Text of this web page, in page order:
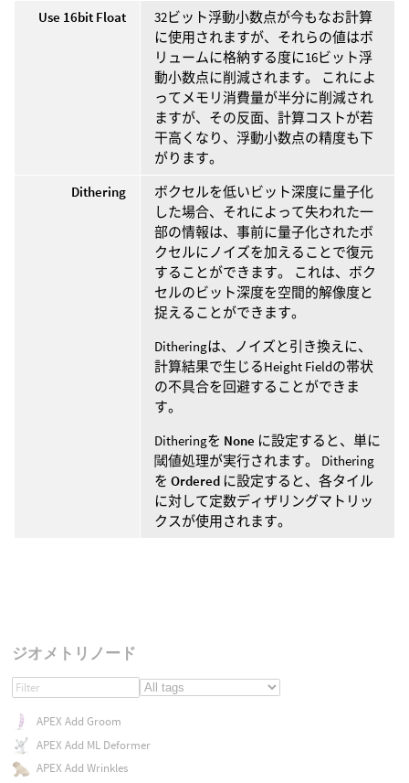
Use 16bit Float
32ビット浮動小数点が今もなお計算
に使用されますが、それらの値はボ
リュームに格納する度に16ビット浮
動小数点に削減されます。 これによ
ってメモリ消費量が半分に削減され
ますが、その反面、計算コストが若
干高くなり、浮動小数点の精度も下
がります。
Dithering
ボクセルを低いビット深度に量子化
した場合、それによって失われた一
部の情報は、事前に量子化されたボ
クセルにノイズを加えることで復元
することができます。 これは、ボク
セルのビット深度を空間的解像度と
捉えることができます。
Ditheringは、ノイズと引き換えに、
計算結果で生じるHeight Fieldの帯状
の不具合を回避することができま
す。
Ditheringを None に設定すると、単に
閾値処理が実行されます。 Dithering
を Ordered に設定すると、各タイル
に対して定数ディザリングマトリッ
クスが使用されます。
ジオメトリノード
APEX Add Groom
APEX Add ML Deformer
APEX Add Wrinkles